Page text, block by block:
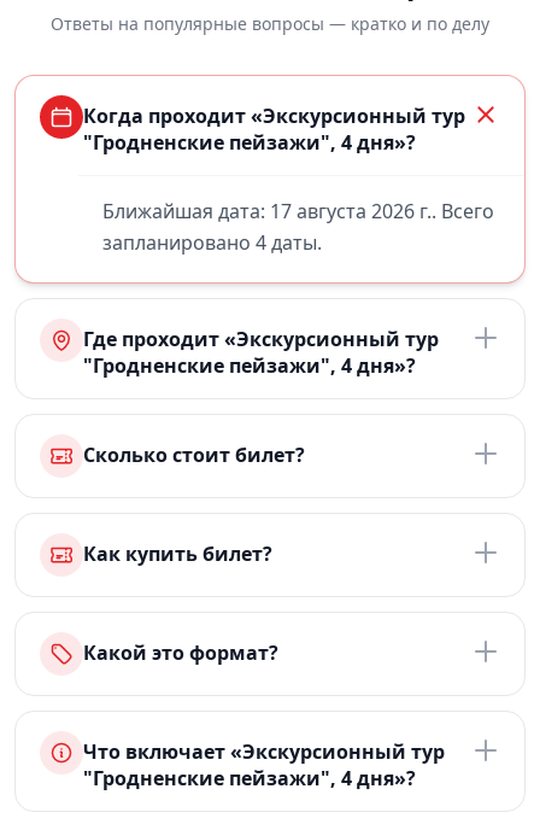
Ответы на популярные вопросы — кратко и по делу
Когда проходит «Экскурсионный тур
"Гродненские пейзажи", 4 дня»?
Ближайшая дата: 17 августа 2026 г.. Всего
запланировано 4 даты.
Где проходит «Экскурсионный тур
"Гродненские пейзажи", 4 дня»?
Сколько стоит билет?
Как купить билет?
Какой это формат?
Что включает «Экскурсионный тур
"Гродненские пейзажи", 4 дня»?